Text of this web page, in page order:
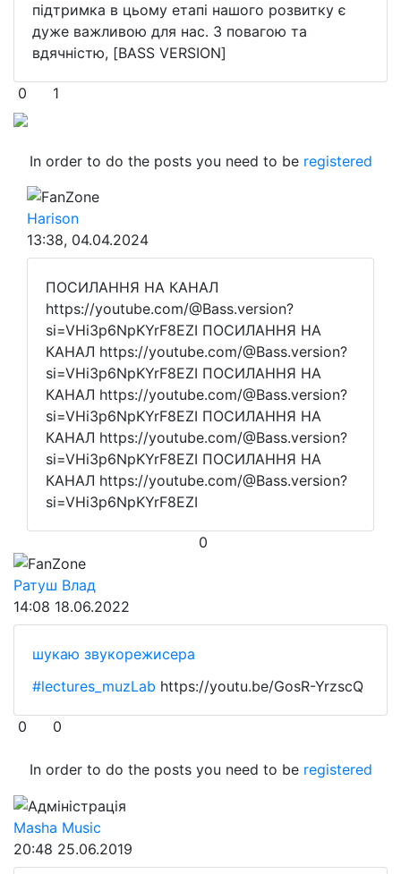
підтримка в цьому етапі нашого розвитку є
дуже важливою для нас. З повагою та
вдячністю, [BASS VERSION]
0 1
In order to do the posts you need to be registered
FanZone
Harison
13:38, 04.04.2024
ПОСИЛАННЯ НА КАНАЛ
https://youtube.com/@Bass.version?
si=VHi3p6NpKYrF8EZI ПОСИЛАННЯ НА
КАНАЛ https://youtube.com/@Bass.version?
si=VHi3p6NpKYrF8EZI ПОСИЛАННЯ НА
КАНАЛ https://youtube.com/@Bass.version?
si=VHi3p6NpKYrF8EZI ПОСИЛАННЯ НА
КАНАЛ https://youtube.com/@Bass.version?
si=VHi3p6NpKYrF8EZI ПОСИЛАННЯ НА
КАНАЛ https://youtube.com/@Bass.version?
si=VHi3p6NpKYrF8EZI
0
FanZone
Ратуш Влад
14:08 18.06.2022
шукаю звукорежисера
#lectures_muzLab https://youtu.be/GosR-YrzscQ
0 0
In order to do the posts you need to be registered
Адміністрація
Masha Music
20:48 25.06.2019